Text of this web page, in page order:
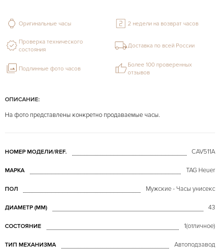
ОПИСАНИЕ:
На фото представлены конкретно продаваемые часы.
НОМЕР МОДЕЛИ/REF. CAV511A
МАРКА TAG Heuer
ПОЛ Мужские - Часы унисекс
ДИАМЕТР (MM) 43
СОСТОЯНИЕ 1(отличное)
ТИП МЕХАНИЗМА Автоподзавод
Оригинальные часы 2 недели на возврат часов
Проверка технического
состояния
Доставка по всей России
Подлинные фото часов
Более 100 проверенных
отзывов